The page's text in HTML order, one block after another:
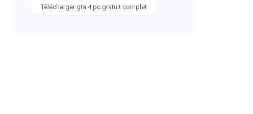
Télécharger gta 4 pc gratuit complet